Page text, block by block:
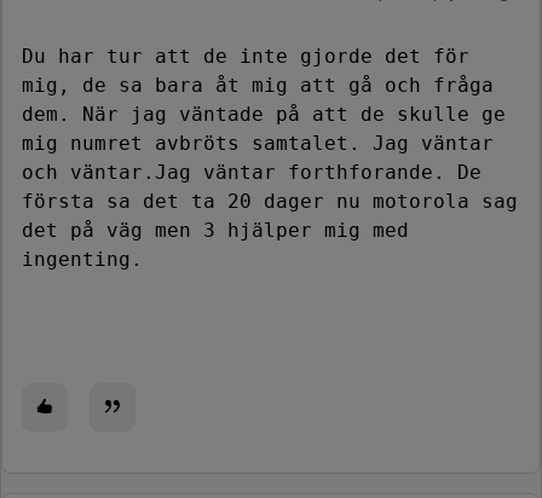
Du har tur att de inte gjorde det för
mig, de sa bara åt mig att gå och fråga
dem. När jag väntade på att de skulle ge
mig numret avbröts samtalet. Jag väntar
och väntar.Jag väntar forthforande. De
första sa det ta 20 dager nu motorola sag
det på väg men 3 hjälper mig med
ingenting.